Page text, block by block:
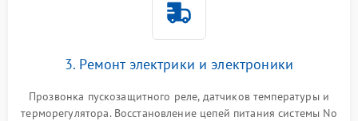
3. Ремонт электрики и электроники
Прозвонка пускозащитного реле, датчиков температуры и
терморегулятора. Восстановление цепей питания системы No